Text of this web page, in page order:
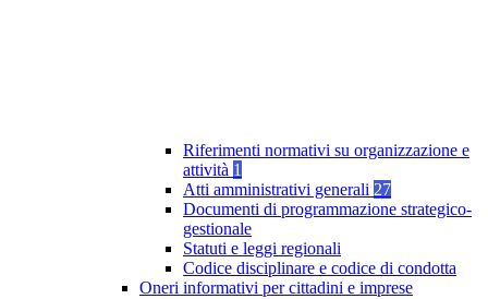
Riferimenti normativi su organizzazione e
attività 1
Atti amministrativi generali 27
Documenti di programmazione strategico-
gestionale
Statuti e leggi regionali
Codice disciplinare e codice di condotta
Oneri informativi per cittadini e imprese